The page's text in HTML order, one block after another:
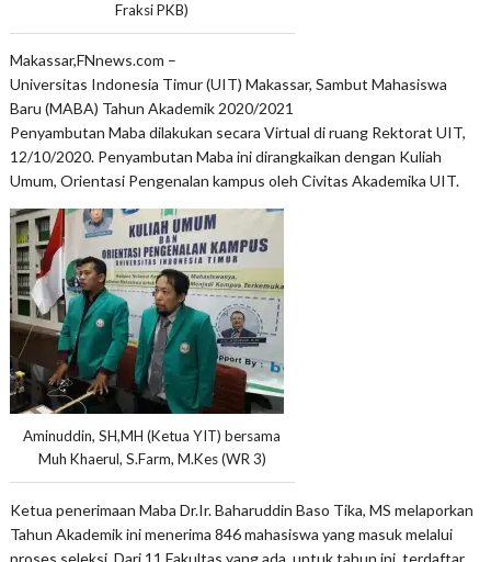
Fraksi PKB)
Makassar,FNnews.com –
Universitas Indonesia Timur (UIT) Makassar, Sambut Mahasiswa
Baru (MABA) Tahun Akademik 2020/2021
Penyambutan Maba dilakukan secara Virtual di ruang Rektorat UIT,
12/10/2020. Penyambutan Maba ini dirangkaikan dengan Kuliah
Umum, Orientasi Pengenalan kampus oleh Civitas Akademika UIT.
Aminuddin, SH,MH (Ketua YIT) bersama
Muh Khaerul, S.Farm, M.Kes (WR 3)
Ketua penerimaan Maba Dr.Ir. Baharuddin Baso Tika, MS melaporkan
Tahun Akademik ini menerima 846 mahasiswa yang masuk melalui
proses seleksi, Dari 11 Fakultas yang ada, untuk tahun ini, terdaftar